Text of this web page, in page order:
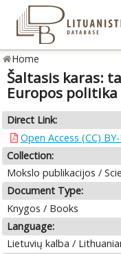
Home
Šaltasis karas:
Europos politika
Direct Link:
Open Access (CC)
Collection:
Mokslo publikacijos /
Document Type:
Knygos / Books
Language:
Lietuvių kalba /